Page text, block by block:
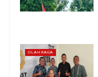
OLAHRAGA